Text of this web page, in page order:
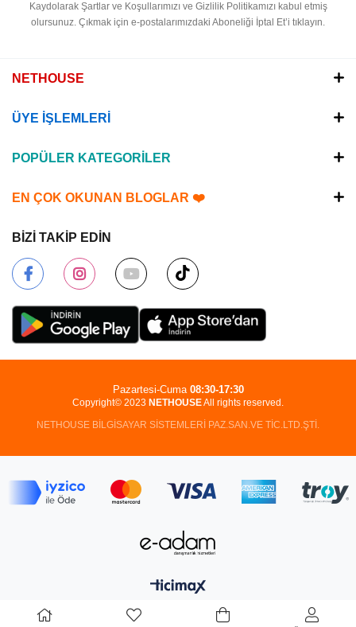
Kaydolarak Şartlar ve Koşullarımızı ve Gizlilik Politikamızı kabul etmiş
olursunuz. Çıkmak için e-postalarımızdaki Aboneliği İptal Et’i tıklayın.
NETHOUSE
ÜYE İŞLEMLERİ
POPÜLER KATEGORİLER
EN ÇOK OKUNAN BLOGLAR ❤️
BİZİ TAKİP EDİN
Copyright© 2023 NETHOUSEAll rights reserved.
NETHOUSE BİLGİSAYAR SİSTEMLERİ PAZ.SAN.VE TİC.LTD.ŞTİ.
Pazartesi-Cuma 08:30-17:30